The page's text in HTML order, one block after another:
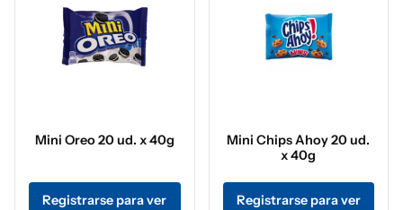
Mini Oreo 20 ud. x 40g
Registrarse para ver
Mini Chips Ahoy 20 ud.
x 40g
Registrarse para ver